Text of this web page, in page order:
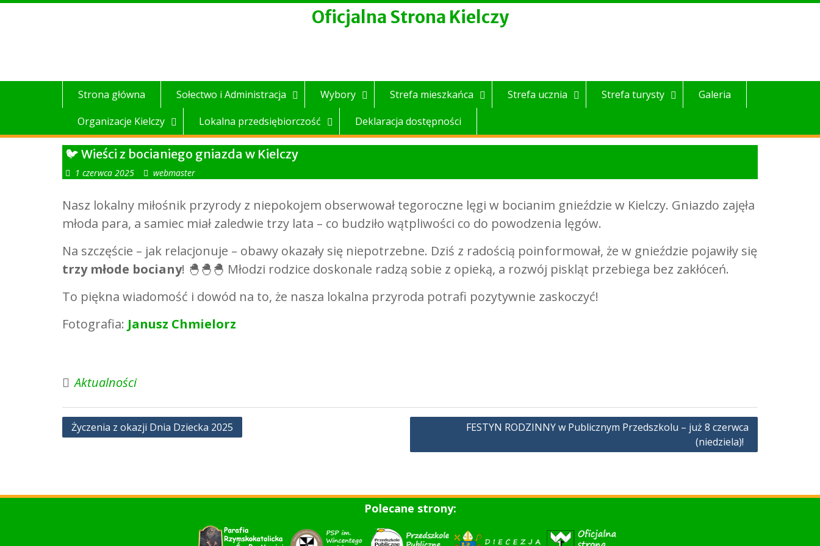
Skip
Oficjalna Strona Kielczy
Strona główna Sołectwo i Administracja Wybory Strefa mieszkańca Strefa ucznia Strefa turysty
Galeria
Organizacje Kielczy
Lokalna przedsiębiorczość Deklaracja dostępności
🐦 Wieści z bocianiego gniazda w Kielczy
1 czerwca 2025 webmaster
Nasz lokalny miłośnik przyrody z niepokojem obserwował tegoroczne lęgi w bocianim gnieździe w Kielczy. Gniazdo zajęła
młoda para, a samiec miał zaledwie trzy lata – co budziło wątpliwości co do powodzenia lęgów.
Na szczęście – jak relacjonuje – obawy okazały się niepotrzebne. Dziś z radością poinformował, że w gnieździe pojawiły się
trzy młode bociany! 🐣🐣🐣 Młodzi rodzice doskonale radzą sobie z opieką, a rozwój piskląt przebiega bez zakłóceń.
To piękna wiadomość i dowód na to, że nasza lokalna przyroda potrafi pozytywnie zaskoczyć!
Fotografia: Janusz Chmielorz
Aktualności
Nawigacja
Życzenia z okazji Dnia Dziecka 2025
FESTYN RODZINNY w Publicznym Przedszkolu – już 8 czerwca
(niedziela)!
Polecane strony: